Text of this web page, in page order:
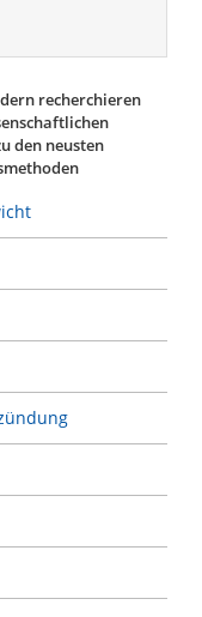
recherchieren
den neusten